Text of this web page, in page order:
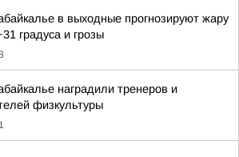
в выходные прогнозируют жару
градуса и грозы
наградили тренеров и
физкультуры